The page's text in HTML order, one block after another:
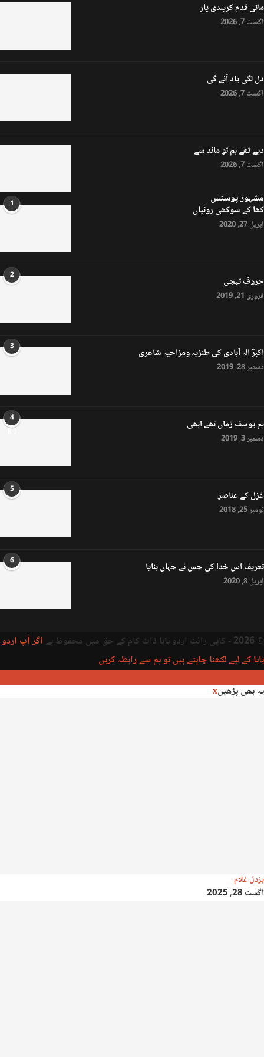
ماٹی قدم کریندی یار
اگست 7, 2026
دل لگی یاد آئے گی
اگست 7, 2026
دیے تھے ہم تو ماند سے
اگست 7, 2026
مشہور پوسٹس 1 کھا کے سوکھی روٹیاں
اپریل 27, 2020
2 حروفِ تہجی
فروری 21, 2019
3 اکبرؔ الہ آبادی کی طنزیہ ومزاحیہ شاعری
دسمبر 28, 2019
4
8.0 ہم یوسفِ زماں تھے ابھی
دسمبر 3, 2019
5 غزل کے عناصر
نومبر 25, 2018
6 تعریف اس خدا کی جس نے جہاں بنایا
اپریل 8, 2020
© 2026 - کاپی رائٹ اردو بابا ڈاٹ کام کے حق میں محفوظ ہے
اگر آپ اردو
بابا کے لیے لکھنا چاہتے ہیں تو ہم سے رابطہ کریں
یہ بھی پڑھیںx
بزدل غلام
اگست 28, 2025